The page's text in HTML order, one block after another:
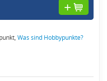
Was sind Hobbypunkte?